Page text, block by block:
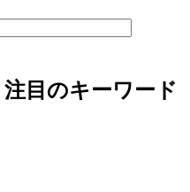
注目のキーワード